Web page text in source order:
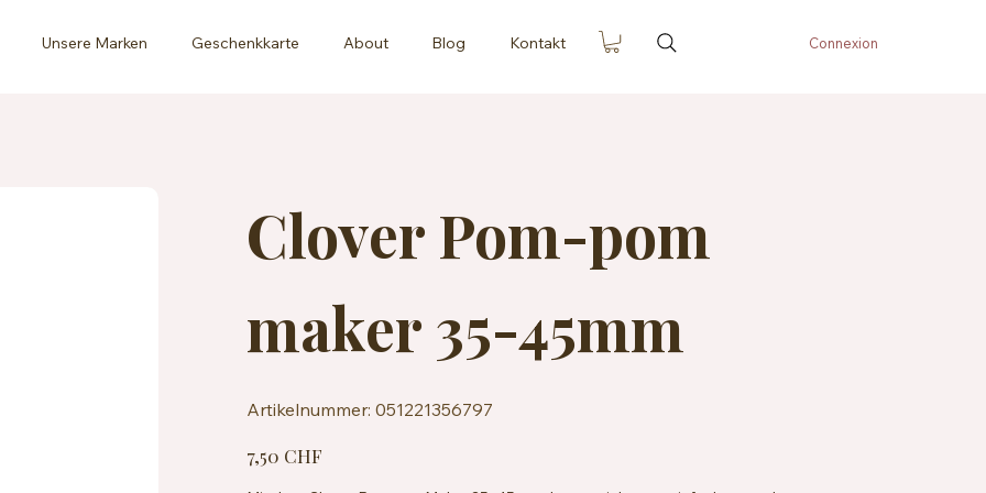
Unsere Marken Geschenkkarte About Blog Kontakt Connexion
Clover Pom-pom
maker 35-45mm
Artikelnummer: 051221356797
051221356797
7,50 CHF